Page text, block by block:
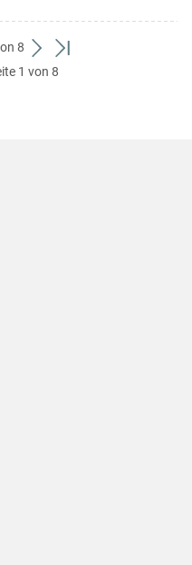
8
weiter
zum
zum
1 von 8